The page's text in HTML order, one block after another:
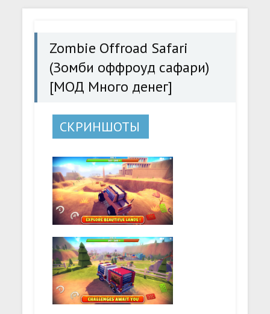
Safari (Зомби оффроуд сафари) [МОД Много денег] -
Zombie Offroad Safari
(Зомби оффроуд сафари)
[МОД Много денег]
СКРИНШОТЫ